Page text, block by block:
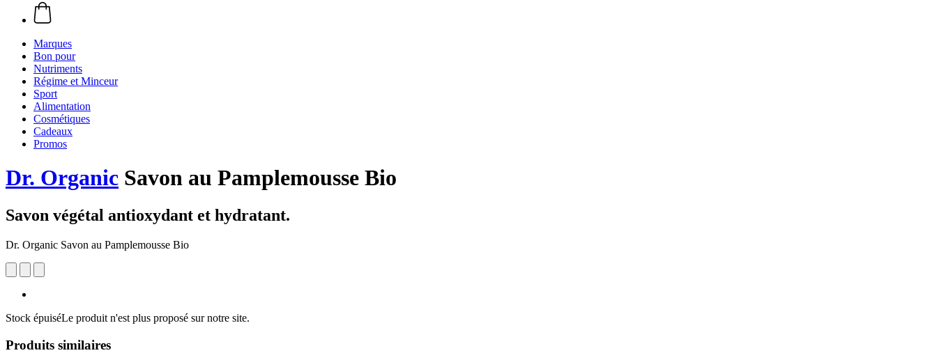
Marques
Bon pour
Nutriments
Régime et Minceur
Sport
Alimentation
Cosmétiques
Cadeaux
Promos
Dr. Organic Savon au Pamplemousse Bio
Savon végétal antioxydant et hydratant.
Dr. Organic Savon au Pamplemousse Bio
Stock épuiséLe produit n'est plus proposé sur notre site.
Produits similaires